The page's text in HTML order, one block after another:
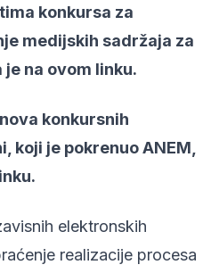
konkursa za
medijskih sadržaja za
je na ovom linku.
konkursnih
koji je pokrenuo ANEM,
.
elektronskih
realizacije procesa